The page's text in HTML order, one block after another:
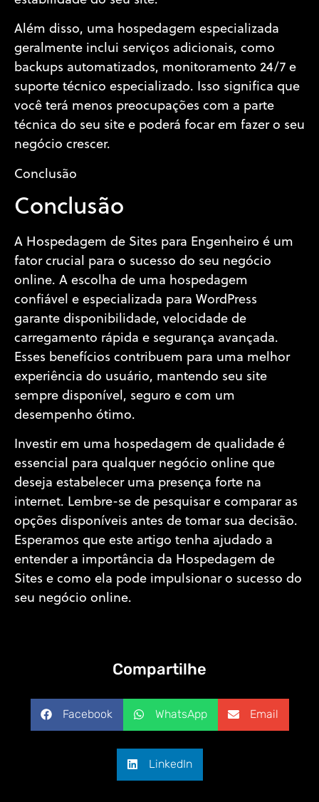
Além disso, uma hospedagem especializada
geralmente inclui serviços adicionais, como
backups automatizados, monitoramento 24/7 e
suporte técnico especializado. Isso significa que
você terá menos preocupações com a parte
técnica do seu site e poderá focar em fazer o seu
negócio crescer.
Conclusão
Conclusão
A Hospedagem de Sites para Engenheiro é um
fator crucial para o sucesso do seu negócio
online. A escolha de uma hospedagem
confiável e especializada para WordPress
garante disponibilidade, velocidade de
carregamento rápida e segurança avançada.
Esses benefícios contribuem para uma melhor
experiência do usuário, mantendo seu site
sempre disponível, seguro e com um
desempenho ótimo.
Investir em uma hospedagem de qualidade é
essencial para qualquer negócio online que
deseja estabelecer uma presença forte na
internet. Lembre-se de pesquisar e comparar as
opções disponíveis antes de tomar sua decisão.
Esperamos que este artigo tenha ajudado a
entender a importância da Hospedagem de
Sites e como ela pode impulsionar o sucesso do
seu negócio online.
Compartilhe
Facebook WhatsApp Email
LinkedIn